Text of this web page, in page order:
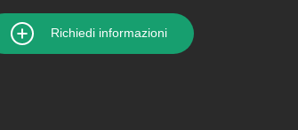
Richiedi informazioni